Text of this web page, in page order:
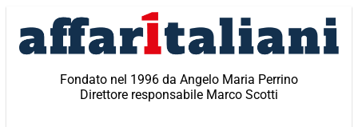
contenuto
Fondato nel 1996 da Angelo Maria Perrino
Direttore responsabile Marco Scotti